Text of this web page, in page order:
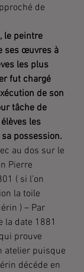
de
le peintre
ses œuvres à
les plus
fut chargé
de son
tâche de
les
possession.
au dos sur le
Pierre
( si l’on
la toile
) – Par
la date 1881
prouve
atelier puisque
décéde en